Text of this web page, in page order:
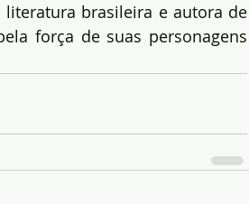
literatura brasileira e autora de
força de suas personagens